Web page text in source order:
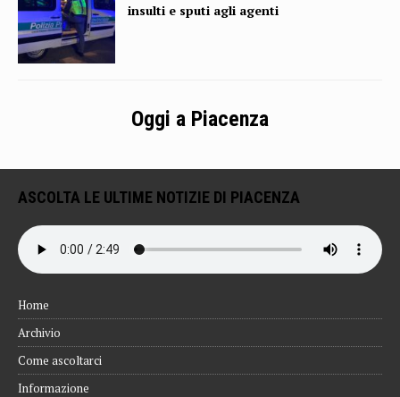
insulti e sputi agli agenti
Oggi a Piacenza
ASCOLTA LE ULTIME NOTIZIE DI PIACENZA
Home
Archivio
Come ascoltarci
Informazione